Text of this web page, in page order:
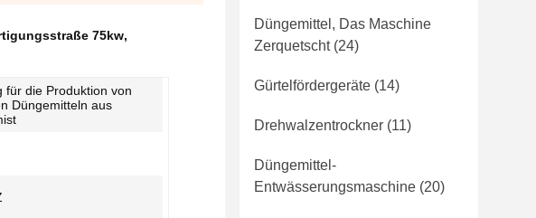
75kw,
für die Produktion von
Düngemitteln aus
Düngemittel, Das Maschine
Zerquetscht(24)
Gürtelfördergeräte (14)
Drehwalzentrockner (11)
Düngemittel-
Entwässerungsmaschine (20)